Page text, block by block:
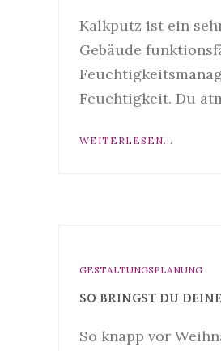
Kalkputz ist ein
Gebäude
Feuchtigkeit. Du
WEITERLESEN...
GESTALTUNGSPLANUNG
SO BRINGST DU
So knapp vor